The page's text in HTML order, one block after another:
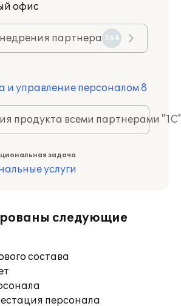
офис
партнера 364
и управление персоналом 8
продукта всеми партнерами
задача
услуги
следующие
состава
персонала